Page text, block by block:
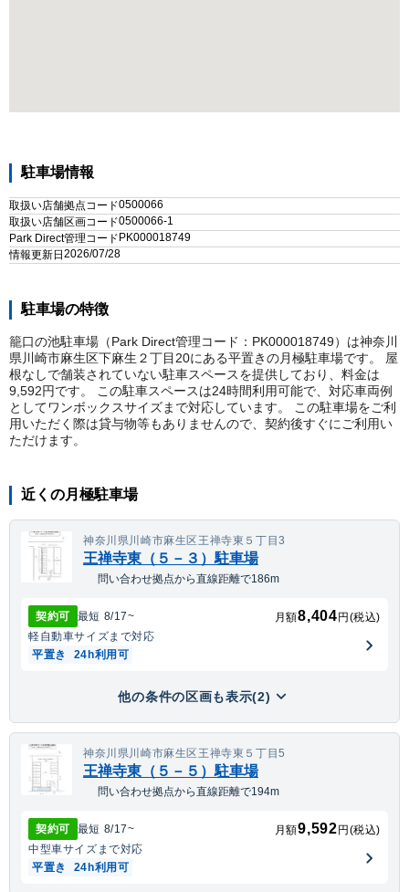
駐車場情報
取扱い店舗拠点コード0500066
取扱い店舗区画コード0500066-1
Park Direct管理コード PK000018749
情報更新日 2026/07/28
駐車場の特徴
籠口の池駐車場（Park Direct管理コード：PK000018749）は神奈川
県川崎市麻生区下麻生２丁目20にある平置きの月極駐車場です。 屋
根なしで舗装されていない駐車スペースを提供しており、料金は
9,592円です。 この駐車スペースは24時間利用可能で、対応車両例
としてワンボックスサイズまで対応しています。 この駐車場をご利
用いただく際は貸与物等もありませんので、契約後すぐにご利用い
ただけます。
近くの月極駐車場
神奈川県川崎市麻生区王禅寺東５丁目3
王禅寺東（５－３）駐車場
問い合わせ拠点から直線距離で186m
契約可 最短 8/17~ 月額8,404 円(税込)
軽自動車サイズまで対応
平置き
24h利用可
他の条件の区画も表示(2)
神奈川県川崎市麻生区王禅寺東５丁目5
王禅寺東（５－５）駐車場
問い合わせ拠点から直線距離で194m
契約可 最短 8/17~ 月額9,592 円(税込)
中型車サイズまで対応
平置き
24h利用可